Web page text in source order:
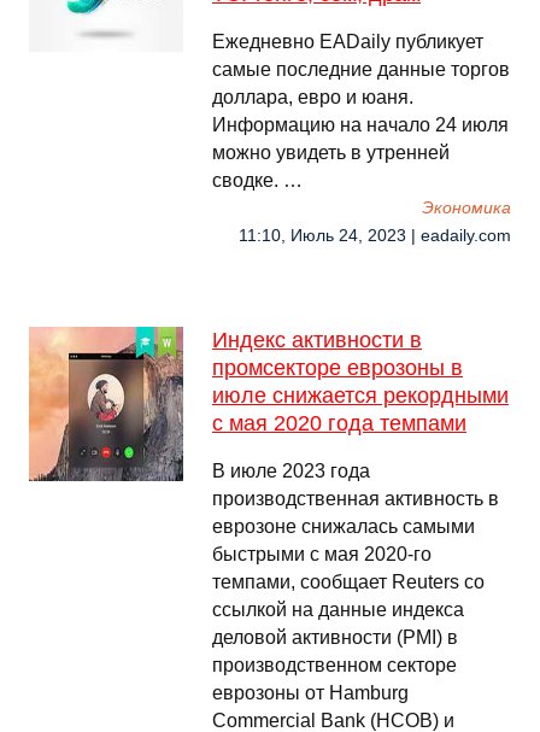
Ежедневно EADaily публикует
самые последние данные торгов
доллара, евро и юаня.
Информацию на начало 24 июля
можно увидеть в утренней
сводке. …
Экономика
11:10, Июль 24, 2023 | eadaily.com
Индекс активности в
промсекторе еврозоны в
июле снижается рекордными
с мая 2020 года темпами
В июле 2023 года
производственная активность в
еврозоне снижалась самыми
быстрыми с мая 2020-го
темпами, сообщает Reuters со
ссылкой на данные индекса
деловой активности (PMI) в
производственном секторе
еврозоны от Hamburg
Commercial Bank (HCOB) и